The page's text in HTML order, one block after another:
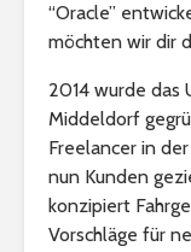
“Oracle”
möchten wir dir
2014 wurde das
Middeldorf
Freelancer in
nun Kunden
konzipiert
Vorschläge für